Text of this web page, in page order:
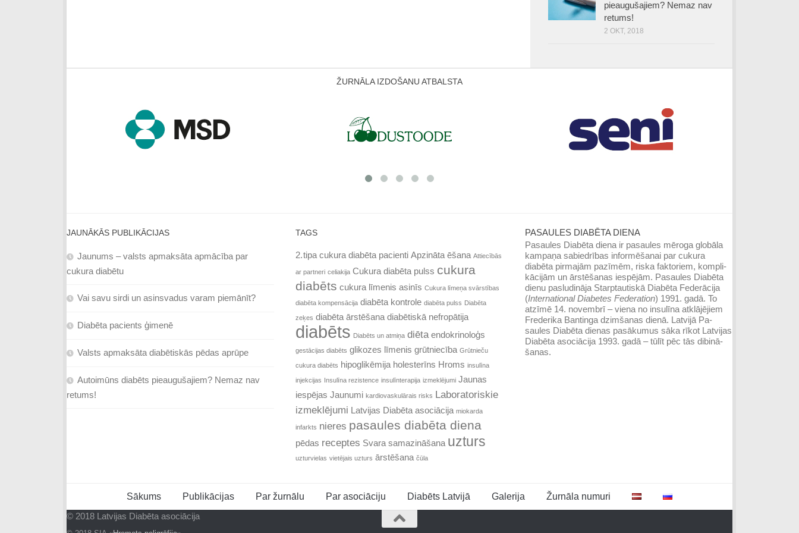
pieaugušajiem? Nemaz nav
retums!
2 OKT, 2018
ŽURNĀLA IZDOŠANU ATBALSTA
JAUNĀKĀS PUBLIKĀCIJAS
Jaunums – valsts apmaksāta apmācība par
cukura diabētu
Vai savu sirdi un asinsvadus varam piemānīt?
Diabēta pacients ģimenē
Valsts apmaksāta diabētiskās pēdas aprūpe
Autoimūns diabēts pieaugušajiem? Nemaz nav
retums!
TAGS
2. tipa cukura diabēta pacienti Apzināta ēšana Attiecībās
ar partneri celiakija Cukura diabēta pulss cukura
diabēts cukura līmenis asinīs Cukura līmeņa svārstības
diabēta kompensācija diabēta kontrole diabēta pulss Diabēta
zeķes diabēta ārstēšana diabētiskā nefropātija
diabēts Diabēts un atmiņa diēta endokrinoloģs
gestācijas diabēts glikozes līmenis grūtniecība Grūtnieču
cukura diabēts hipoglikēmija holesterīns Hroms insulīna
injekcijas Insulīna rezistence insulīnterapija izmeklējumi Jaunas
iespējas Jaunumi kardiovaskulārais risks Laboratoriskie
izmeklējumi
Latvijas Diabēta asociācija miokarda
infarkts nieres pasaules diabēta diena
pēdas receptes Svara samazināšana uzturs
uzturvielas vietējais uzturs ārstēšana čūla
PASAULES DIABĒTA DIENA
Pasaules Diabēta diena ir pasaules mē­roga globāla
kampaņa sabiedrības infor­mēšanai par cukura
diabēta pirmajām pazīmēm, riska faktoriem, kompli­
kācijām un ārstēšanas iespējām. Pasaules Diabēta
dienu pasludināja Starptautiskā Diabēta Federācija
(International Dia­betes Federation) 1991. gadā. To
atzīmē 14. novembrī – viena no insulīna atklājējiem
Frederika Ban­tinga dzim­šanas dienā. Latvijā Pa­
saules Dia­bēta dienas pasā­ku­mus sāka rīkot Lat­vijas
Diabēta asociācija 1993. gadā – tūlīt pēc tās dibinā­
šanas.
Sākums Publikācijas Par žurnālu Par asociāciju Diabēts Latvijā Galerija
Žurnāla numuri
© 2018 Latvijas Diabēta asociācija